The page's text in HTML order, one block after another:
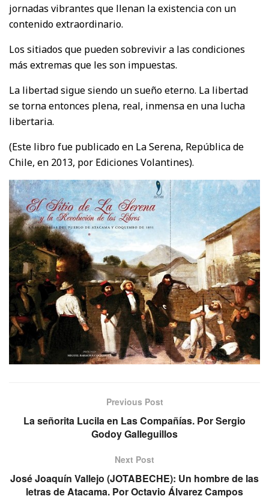
jornadas vibrantes que llenan la existencia con un
contenido extraordinario.
Los sitiados que pueden sobrevivir a las condiciones
más extremas que les son impuestas.
La libertad sigue siendo un sueño eterno. La libertad
se torna entonces plena, real, inmensa en una lucha
libertaria.
(Este libro fue publicado en La Serena, República de
Chile, en 2013, por Ediciones Volantines).
Previous Post
La señorita Lucila en Las Compañías. Por Sergio
Godoy Galleguillos
Next Post
José Joaquín Vallejo (JOTABECHE): Un hombre de las
letras de Atacama. Por Octavio Álvarez Campos